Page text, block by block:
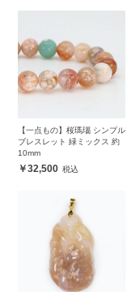
【一点もの】桜瑪瑙 シンプル
ブレスレット 緑ミックス 約
10mm
32,500